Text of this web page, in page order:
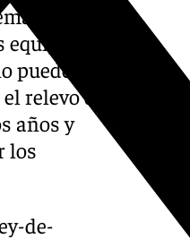
porque
de
relevo de
años y
los
de-